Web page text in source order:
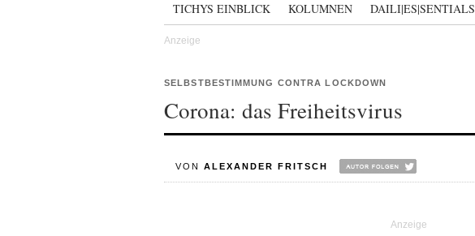
TICHYS EINBLICK KOLUMNEN DAILI|ES|SENTIALS
SELBSTBESTIMMUNG CONTRA LOCKDOWN
Corona: das Freiheitsvirus
VON ALEXANDER FRITSCH